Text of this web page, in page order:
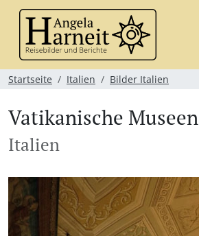
Startseite Italien Bilder Italien
Vatikanische Museen
Italien